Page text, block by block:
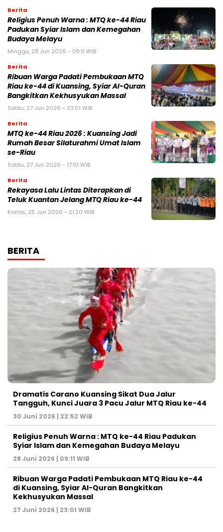
Berita
Religius Penuh Warna : MTQ ke-44 Riau
Padukan Syiar Islam dan Kemegahan
Budaya Melayu
Minggu, 28 Jun 2026 - 09:11 WIB
Berita
Ribuan Warga Padati Pembukaan MTQ
Riau ke-44 di Kuansing, Syiar Al-Quran
Bangkitkan Kekhusyukan Massal
Sabtu, 27 Jun 2026 - 23:01 WIB
Berita
MTQ ke-44 Riau 2026 : Kuansing Jadi
Rumah Besar Silaturahmi Umat Islam
se-Riau
Sabtu, 27 Jun 2026 - 17:10 WIB
Berita
Rekayasa Lalu Lintas Diterapkan di
Teluk Kuantan Jelang MTQ Riau ke-44
Kamis, 25 Jun 2026 - 21:20 WIB
BERITA
Dramatis Carano Kuansing Sikat Dua Jalur
Tangguh, Kunci Juara 3 Pacu Jalur MTQ Riau ke-44
30 Juni 2026 | 22:52 WIB
Religius Penuh Warna : MTQ ke-44 Riau Padukan
Syiar Islam dan Kemegahan Budaya Melayu
28 Juni 2026 | 09:11 WIB
Ribuan Warga Padati Pembukaan MTQ Riau ke-44
di Kuansing, Syiar Al-Quran Bangkitkan
Kekhusyukan Massal
27 Juni 2026 | 23:01 WIB